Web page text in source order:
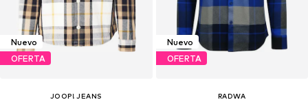
Nuevo
OFERTA
JOOP! JEANS
Nuevo
OFERTA
RADWA